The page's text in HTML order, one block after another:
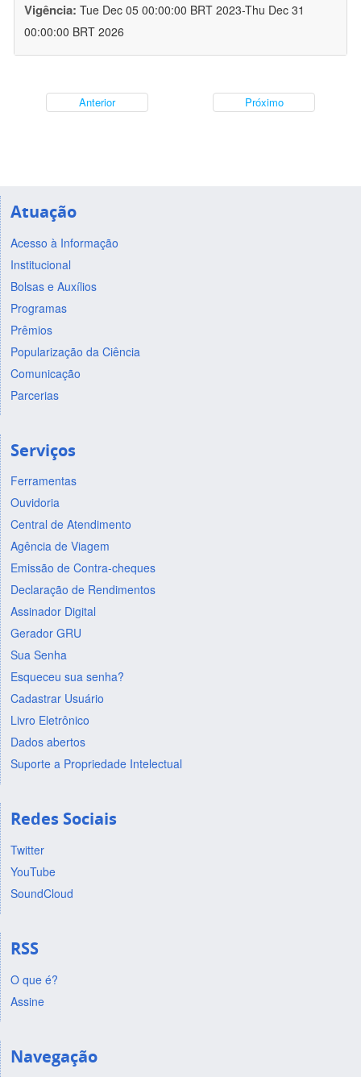
Vigência: Tue Dec 05 00:00:00 BRT 2023-Thu Dec 31
00:00:00 BRT 2026
Anterior Próximo
Atuação
Acesso à Informação
Institucional
Bolsas e Auxílios
Programas
Prêmios
Popularização da Ciência
Comunicação
Parcerias
Serviços
Ferramentas
Ouvidoria
Central de Atendimento
Agência de Viagem
Emissão de Contra-cheques
Declaração de Rendimentos
Assinador Digital
Gerador GRU
Sua Senha
Esqueceu sua senha?
Cadastrar Usuário
Livro Eletrônico
Dados abertos
Suporte a Propriedade Intelectual
Redes Sociais
Twitter
YouTube
SoundCloud
RSS
O que é?
Assine
Navegação